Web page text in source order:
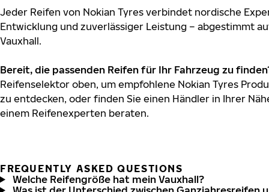
Jeder Reifen von Nokian Tyres verbindet nordische
Entwicklung und zuverlässiger Leistung – abgestimmt
Vauxhall.
Bereit, die passenden Reifen für Ihr Fahrzeug zu
Reifenselektor oben, um empfohlene Nokian Tyres
zu entdecken, oder finden Sie einen Händler in Ihrer
einem Reifenexperten beraten.
FREQUENTLY ASKED QUESTIONS
Welche Reifengröße hat mein Vauxhall?